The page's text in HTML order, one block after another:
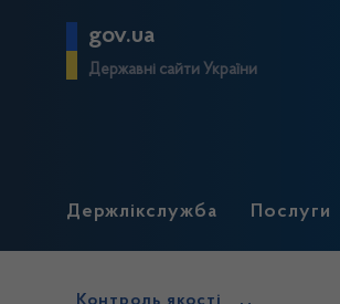
gov.ua
Державні сайти України
Держлікслужба Послуги